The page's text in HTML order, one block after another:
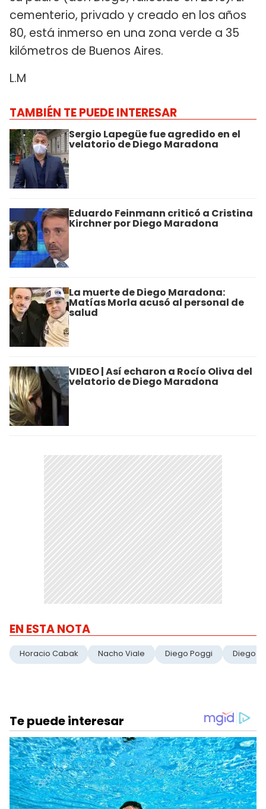
cementerio, privado y creado en los años
80, está inmerso en una zona verde a 35
kilómetros de Buenos Aires.
L.M
TAMBIÉN TE PUEDE INTERESAR
Sergio Lapegüe fue agredido en el
velatorio de Diego Maradona
Eduardo Feinmann criticó a Cristina
Kirchner por Diego Maradona
La muerte de Diego Maradona:
Matías Morla acusó al personal de
salud
VIDEO | Así echaron a Rocío Oliva del
velatorio de Diego Maradona
EN ESTA NOTA
Horacio Cabak Nacho Viale Diego Poggi Diego